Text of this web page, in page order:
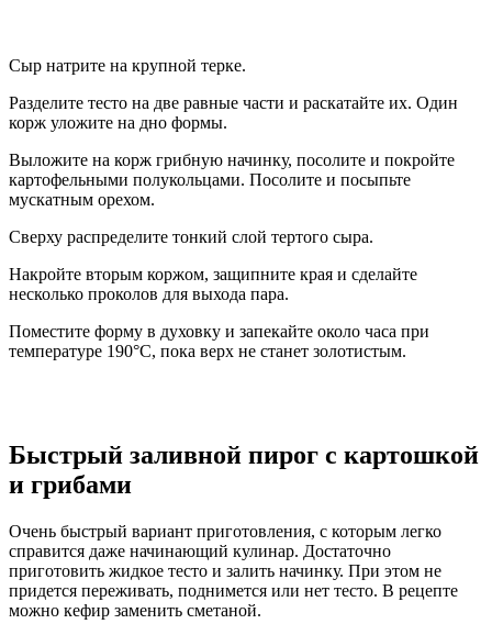
Сыр натрите на крупной терке.
Разделите тесто на две равные части и раскатайте их. Один
корж уложите на дно формы.
Выложите на корж грибную начинку, посолите и покройте
картофельными полукольцами. Посолите и посыпьте
мускатным орехом.
Сверху распределите тонкий слой тертого сыра.
Накройте вторым коржом, защипните края и сделайте
несколько проколов для выхода пара.
Поместите форму в духовку и запекайте около часа при
температуре 190°С, пока верх не станет золотистым.
Быстрый заливной пирог с картошкой
и грибами
Очень быстрый вариант приготовления, с которым легко
справится даже начинающий кулинар. Достаточно
приготовить жидкое тесто и залить начинку. При этом не
придется переживать, поднимется или нет тесто. В рецепте
можно кефир заменить сметаной.